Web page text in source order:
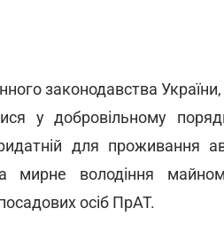
законодавства
у добровільному
для проживання
мирне володіння
осіб ПрАТ.